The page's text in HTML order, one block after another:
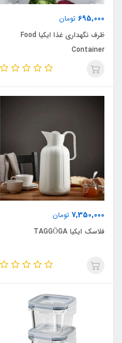
695,000 تومان
ظرف نگهداری غذا ایکیا Food
Container
7,350,000 تومان
فلاسک ایکیا TAGGÖGA